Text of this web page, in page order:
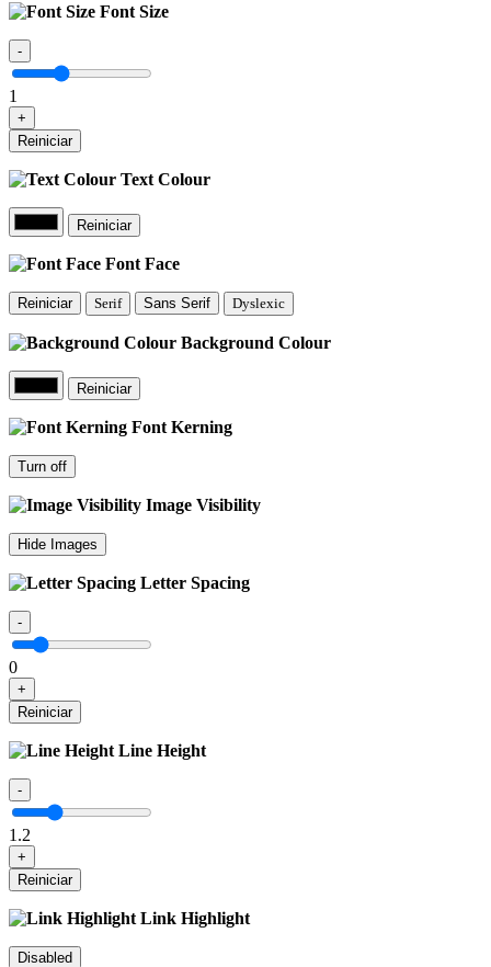
Font Size
-
1
+
Reiniciar
Text Colour
Reiniciar
Font Face
Reiniciar Serif Sans Serif Dyslexic
Background Colour
Reiniciar
Font Kerning
Turn off
Image Visibility
Hide Images
Letter Spacing
-
0
+
Reiniciar
Line Height
-
1.2
+
Reiniciar
Link Highlight
Disabled